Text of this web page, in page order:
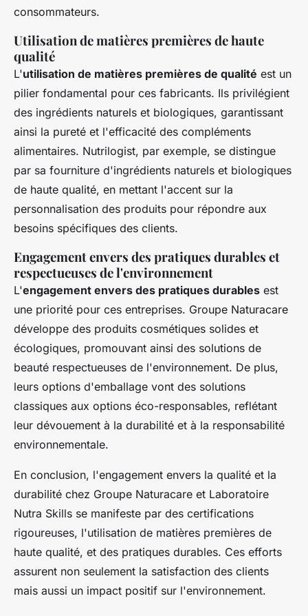
consommateurs.
Utilisation de matières premières de haute
qualité
L'utilisation de matières premières de qualité est un
pilier fondamental pour ces fabricants. Ils privilégient
des ingrédients naturels et biologiques, garantissant
ainsi la pureté et l'efficacité des compléments
alimentaires. Nutrilogist, par exemple, se distingue
par sa fourniture d'ingrédients naturels et biologiques
de haute qualité, en mettant l'accent sur la
personnalisation des produits pour répondre aux
besoins spécifiques des clients.
Engagement envers des pratiques durables et
respectueuses de l'environnement
L'engagement envers des pratiques durables est
une priorité pour ces entreprises. Groupe Naturacare
développe des produits cosmétiques solides et
écologiques, promouvant ainsi des solutions de
beauté respectueuses de l'environnement. De plus,
leurs options d'emballage vont des solutions
classiques aux options éco-responsables, reflétant
leur dévouement à la durabilité et à la responsabilité
environnementale.
En conclusion, l'engagement envers la qualité et la
durabilité chez Groupe Naturacare et Laboratoire
Nutra Skills se manifeste par des certifications
rigoureuses, l'utilisation de matières premières de
haute qualité, et des pratiques durables. Ces efforts
assurent non seulement la satisfaction des clients
mais aussi un impact positif sur l'environnement.